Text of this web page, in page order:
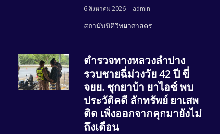
6 สิงหาคม 2026 admin
สถาบันนิติวิทยาศาสตร
ตำรวจทางหลวงลำปาง
รวบชายฉี่ม่วงวัย 42 ปี ขี่
จยย. ซุกยาบ้า ยาไอซ์ พบ
ประวัติคดี ลักทรัพย์ ยาเสพ
ติด เพิ่งออกจากคุกมายังไม่
ถึงเดือน